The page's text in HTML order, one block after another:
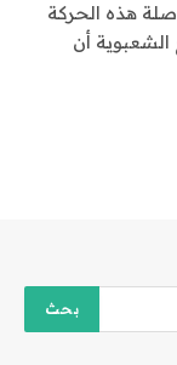
هذه الحركة
أن